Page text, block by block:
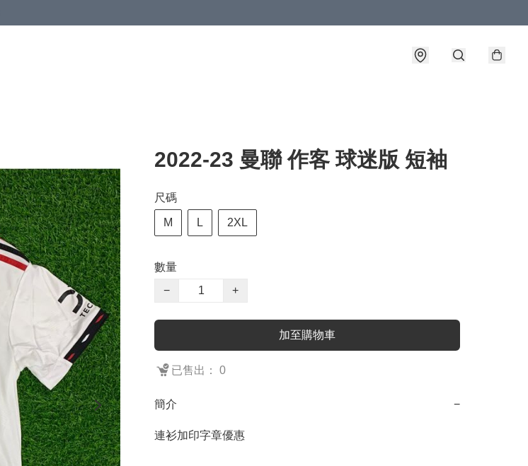
2022-23 曼聯 作客 球迷版 短袖
尺碼
M L 2XL
數量
−
+
加至購物車
已售出： 0
簡介 −
連衫加印字章優惠